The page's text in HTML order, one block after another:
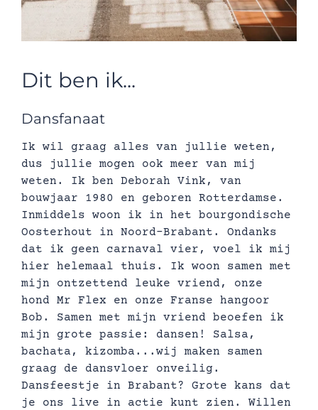
Dit ben ik...
Dansfanaat
Ik wil graag alles van jullie weten,
dus jullie mogen ook meer van mij
weten. Ik ben Deborah Vink, van
bouwjaar 1980 en geboren Rotterdamse.
Inmiddels woon ik in het bourgondische
Oosterhout in Noord-Brabant. Ondanks
dat ik geen carnaval vier, voel ik mij
hier helemaal thuis. Ik woon samen met
mijn ontzettend leuke vriend, onze
hond Mr Flex en onze Franse hangoor
Bob. Samen met mijn vriend beoefen ik
mijn grote passie: dansen! Salsa,
bachata, kizomba...wij maken samen
graag de dansvloer onveilig.
Dansfeestje in Brabant? Grote kans dat
je ons live in actie kunt zien. Willen